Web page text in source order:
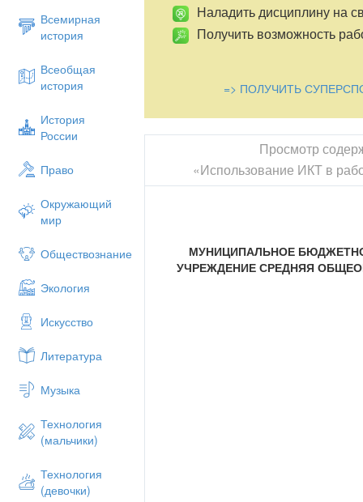
Всемирная
история
Всеобщая
история
История
России
Право
Окружающий
мир
Обществознание
Экология
Искусство
Литература
Музыка
Технология
(мальчики)
Технология
(девочки)
Наладить дисциплину на
Получить возможность
=> ПОЛУЧИТЬ
Просмотр
«Использование ИКТ в
МУНИЦИПАЛЬНОЕ
УЧРЕЖДЕНИЕ СРЕДНЯЯ